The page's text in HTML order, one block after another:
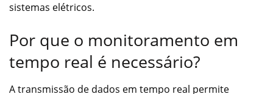
sistemas elétricos.
Por que o monitoramento em
tempo real é necessário?
A transmissão de dados em tempo real permite